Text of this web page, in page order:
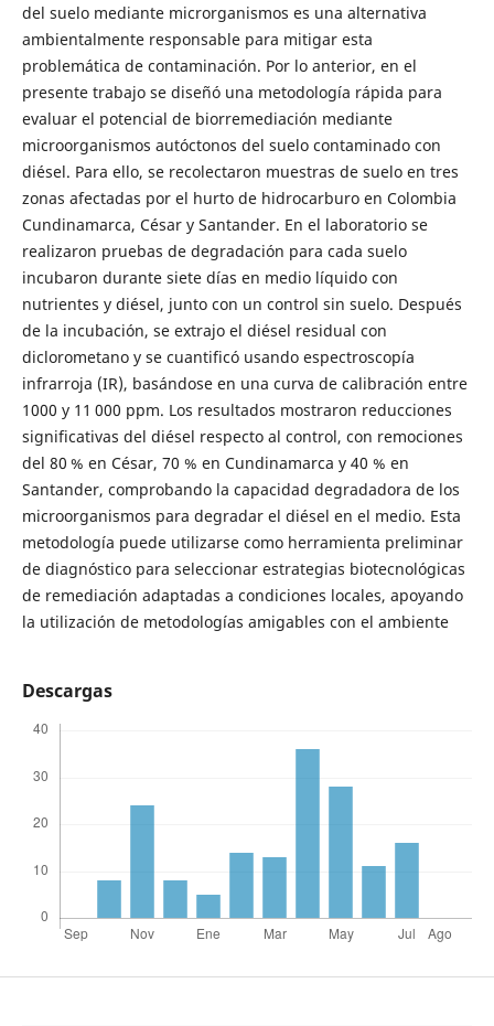
del suelo mediante microrganismos es una alternativa
ambientalmente responsable para mitigar esta
problemática de contaminación. Por lo anterior, en el
presente trabajo se diseñó una metodología rápida para
evaluar el potencial de biorremediación mediante
microorganismos autóctonos del suelo contaminado con
diésel. Para ello, se recolectaron muestras de suelo en tres
zonas afectadas por el hurto de hidrocarburo en Colombia
Cundinamarca, César y Santander. En el laboratorio se
realizaron pruebas de degradación para cada suelo
incubaron durante siete días en medio líquido con
nutrientes y diésel, junto con un control sin suelo. Después
de la incubación, se extrajo el diésel residual con
diclorometano y se cuantificó usando espectroscopía
infrarroja (IR), basándose en una curva de calibración entre
1000 y 11 000 ppm. Los resultados mostraron reducciones
significativas del diésel respecto al control, con remociones
del 80 % en César, 70 % en Cundinamarca y 40 % en
Santander, comprobando la capacidad degradadora de los
microorganismos para degradar el diésel en el medio. Esta
metodología puede utilizarse como herramienta preliminar
de diagnóstico para seleccionar estrategias biotecnológicas
de remediación adaptadas a condiciones locales, apoyando
la utilización de metodologías amigables con el ambiente
Descargas